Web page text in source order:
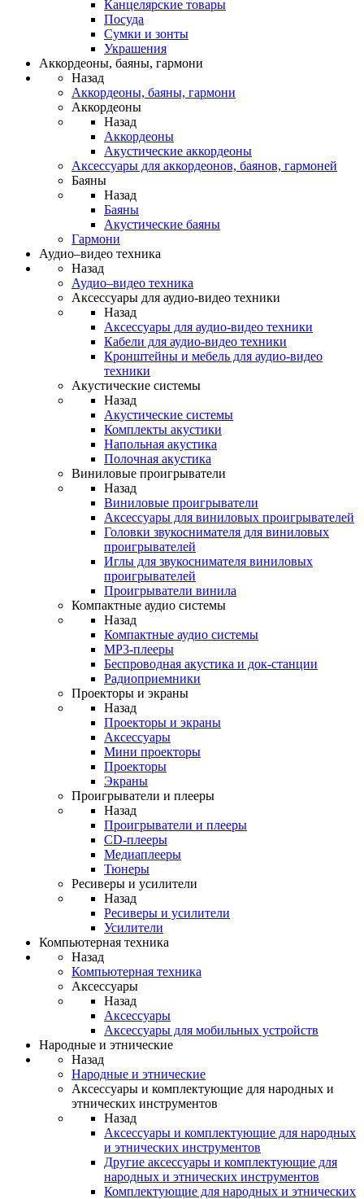
Канцелярские товары
Посуда
Сумки и зонты
Украшения
Аккордеоны, баяны, гармони
Назад
Аккордеоны, баяны, гармони
Аккордеоны
Назад
Аккордеоны
Акустические аккордеоны
Аксессуары для аккордеонов, баянов, гармоней
Баяны
Назад
Баяны
Акустические баяны
Гармони
Аудио–видео техника
Назад
Аудио–видео техника
Аксессуары для аудио-видео техники
Назад
Аксессуары для аудио-видео техники
Кабели для аудио-видео техники
Кронштейны и мебель для аудио-видео
техники
Акустические системы
Назад
Акустические системы
Комплекты акустики
Напольная акустика
Полочная акустика
Виниловые проигрыватели
Назад
Виниловые проигрыватели
Аксессуары для виниловых проигрывателей
Головки звукоснимателя для виниловых
проигрывателей
Иглы для звукоснимателя виниловых
проигрывателей
Проигрыватели винила
Компактные аудио системы
Назад
Компактные аудио системы
MP3-плееры
Беспроводная акустика и док-станции
Радиоприемники
Проекторы и экраны
Назад
Проекторы и экраны
Аксессуары
Мини проекторы
Проекторы
Экраны
Проигрыватели и плееры
Назад
Проигрыватели и плееры
CD-плееры
Медиаплееры
Тюнеры
Ресиверы и усилители
Назад
Ресиверы и усилители
Усилители
Компьютерная техника
Назад
Компьютерная техника
Аксессуары
Назад
Аксессуары
Аксессуары для мобильных устройств
Народные и этнические
Назад
Народные и этнические
Аксессуары и комплектующие для народных и
этнических инструментов
Назад
Аксессуары и комплектующие для народных
и этнических инструментов
Другие аксессуары и комплектующие для
народных и этнических инструментов
Комплектующие для народных и этнических